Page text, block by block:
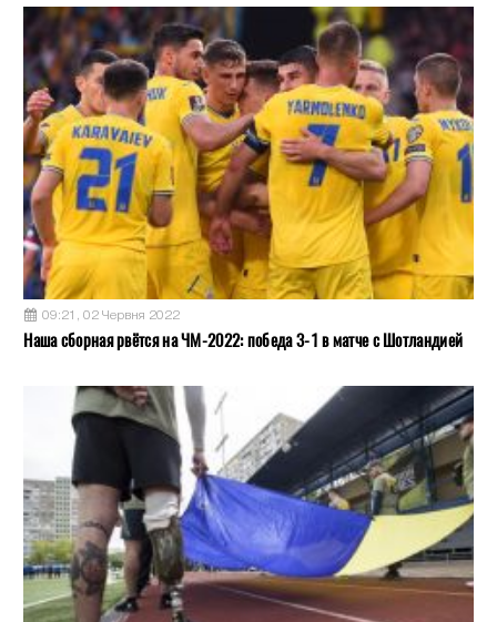
09:21, 02 Червня 2022
Наша сборная рвётся на ЧМ-2022: победа 3-1 в матче с Шотландией